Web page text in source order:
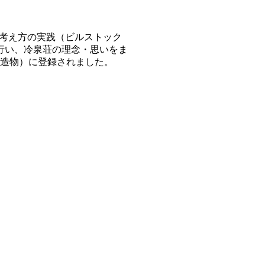
え方の実践（ビルストック
、冷泉荘の理念・思いをま
物）に登録されました。